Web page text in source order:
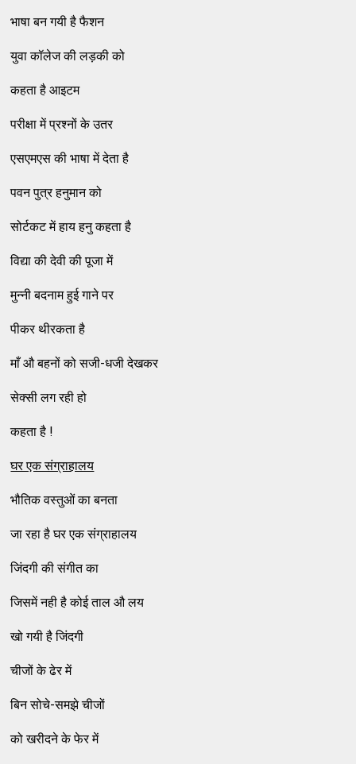
भाषा बन गयी है फैशन
युवा कॉलेज की लड़की को
कहता है आइटम
परीक्षा में प्रश्‍नों के उतर
एसएमएस की भाषा में देता है
पवन पुत्र हनुमान को
सोर्टकट में हाय हनु कहता है
विद्या की देवी की पूजा में
मुन्‍नी बदनाम हुई गाने पर
पीकर थीरकता है
माँ औ बहनों को सजी-धजी देखकर
सेक्‍सी लग रही हो
कहता है !
घर एक संग्राहालय
भौतिक वस्‍तुओं का बनता
जा रहा है घर एक संग्राहालय
जिंदगी की संगीत का
जिसमें नही है कोई ताल औ लय
खो गयी है जिंदगी
चीजों के ढेर में
बिन सोचे-समझे चीजों
को खरीदने के फेर में